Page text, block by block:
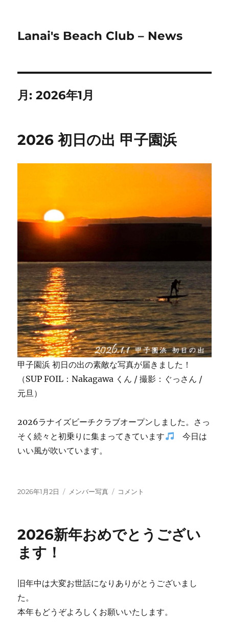
Lanai's Beach Club – News
月:2026年1月
2026 初日の出 甲子園浜
甲子園浜 初日の出の素敵な写真が届きました！
（SUP FOIL：Nakagawa くん / 撮影：ぐっさん /
元旦）
2026ラナイズビーチクラブオープンしました。さっ
そく続々と初乗りに集まってきています
今日は
いい風が吹いています。
投
2026年1月2日
カ
ー
メンバー写真
2026
出
に
コメント
2026新年おめでとうござい
ます！
旧年中は大変お世話になりありがとうございまし
た。
本年もどうぞよろしくお願いいたします。